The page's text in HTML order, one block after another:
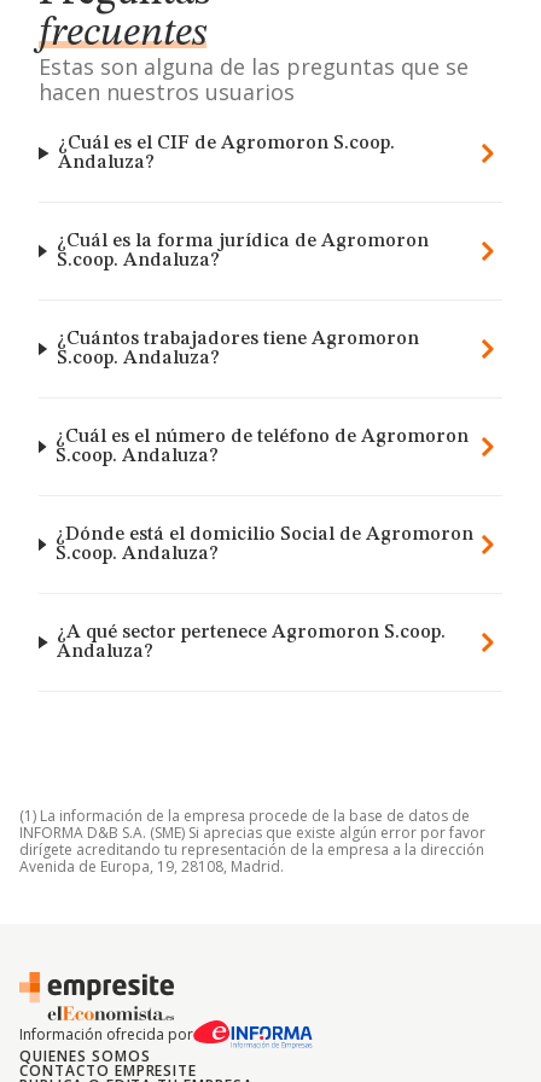
frecuentes
Estas son alguna de las preguntas que se
hacen nuestros usuarios
¿Cuál es el CIF de Agromoron S.coop.
Andaluza?
¿Cuál es la forma jurídica de Agromoron
S.coop. Andaluza?
¿Cuántos trabajadores tiene Agromoron
S.coop. Andaluza?
¿Cuál es el número de teléfono de Agromoron
S.coop. Andaluza?
¿Dónde está el domicilio Social de Agromoron
S.coop. Andaluza?
¿A qué sector pertenece Agromoron S.coop.
Andaluza?
(1) La información de la empresa procede de la base de datos de
INFORMA D&B S.A. (SME) Si aprecias que existe algún error por favor
dirígete acreditando tu representación de la empresa a la dirección
Avenida de Europa, 19, 28108, Madrid.
Información ofrecida por
QUIENES SOMOS
CONTACTO EMPRESITE